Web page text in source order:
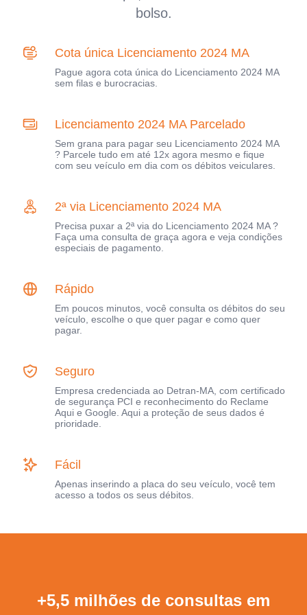
bolso.
Cota única Licenciamento 2024 MA
Pague agora cota única do Licenciamento 2024 MA
sem filas e burocracias.
Licenciamento 2024 MA Parcelado
Sem grana para pagar seu Licenciamento 2024 MA
? Parcele tudo em até 12x agora mesmo e fique
com seu veículo em dia com os débitos veiculares.
2ª via Licenciamento 2024 MA
Precisa puxar a 2ª via do Licenciamento 2024 MA ?
Faça uma consulta de graça agora e veja condições
especiais de pagamento.
Rápido
Em poucos minutos, você consulta os débitos do seu
veículo, escolhe o que quer pagar e como quer
pagar.
Seguro
Empresa credenciada ao Detran-MA, com certificado
de segurança PCI e reconhecimento do Reclame
Aqui e Google. Aqui a proteção de seus dados é
prioridade.
Fácil
Apenas inserindo a placa do seu veículo, você tem
acesso a todos os seus débitos.
+5,5 milhões de consultas em